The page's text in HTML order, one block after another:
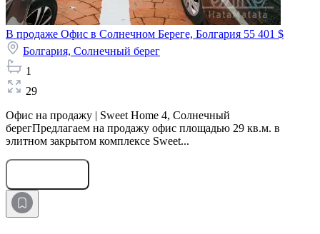
В продаже Офис в Солнечном Береге, Болгария 55 401 $
Болгария, Солнечный берег
1
29
Офис на продажу | Sweet Home 4, Солнечный
берегПредлагаем на продажу офис площадью 29 кв.м. в
элитном закрытом комплексе Sweet...